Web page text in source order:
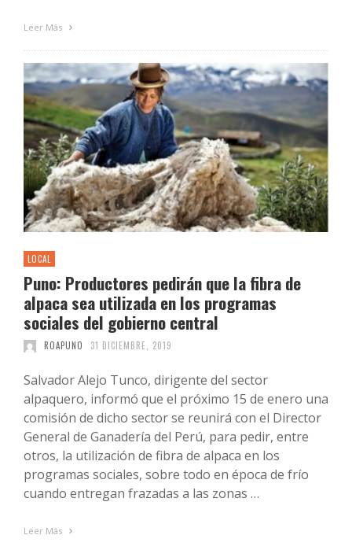
Leer Más
LOCAL
Puno: Productores pedirán que la fibra de
alpaca sea utilizada en los programas
sociales del gobierno central
ROAPUNO 31 DICIEMBRE, 2019
Salvador Alejo Tunco, dirigente del sector
alpaquero, informó que el próximo 15 de enero una
comisión de dicho sector se reunirá con el Director
General de Ganadería del Perú, para pedir, entre
otros, la utilización de fibra de alpaca en los
programas sociales, sobre todo en época de frío
cuando entregan frazadas a las zonas …
Leer Más